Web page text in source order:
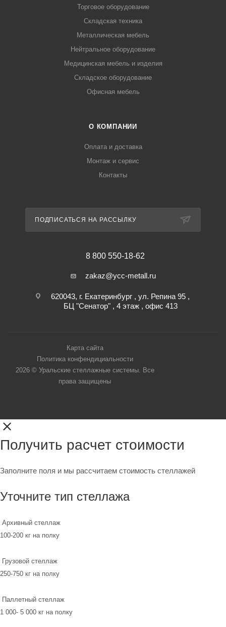
Торговое оборудование
Складская техника
Металлическая мебель
Нейтральное оборудование
Медицинская мебель и изделия
Складское оборудование
Офисная мебель
О КОМПАНИИ
Оплата и доставка
Монтаж и сервис
Контакты
ПОДПИСАТЬСЯ НА РАССЫЛКУ
8 800 550-18-62
zakaz@ycc-metall.ru
620043, г. Екатеринбург , ул. Репина 95 ,
БЦ "Сенатор" , 4 этаж , офис 413
Карта сайта
Политика конфендициальности
2026 © Уральские стеллажные системы. Все
права защищены
Получить расчет стоимости
Заполните поля и мы рассчитаем стоимость стеллажей
Уточните тип стеллажа
Архивный стеллаж
100-200 кг на полку
Грузовой стеллаж
250-750 кг на полку
Паллетный стеллаж
1 000- 5 000 кг на полку